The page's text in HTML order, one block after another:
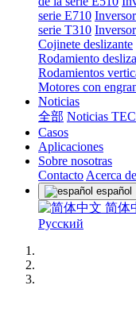
serie E710
serie T310
Cojinete deslizante
Rodamiento
Rodamientos
Motores con
Noticias
全部 Noticias
Casos
Aplicaciones
Sobre nosotras
Contacto Acerca
español
简体
Русский